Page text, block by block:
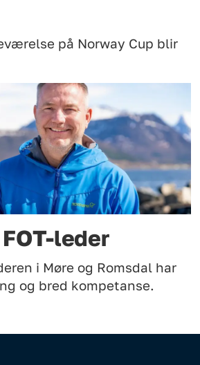
på Norway Cup blir
leder
i Møre og Romsdal har
og bred kompetanse.